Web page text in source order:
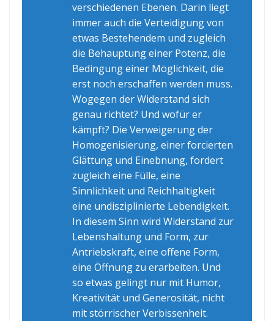
verschiedenen Ebenen. Darin liegt
immer auch die Verteidigung von
etwas Bestehendem und zugleich
die Behauptung einer Potenz, die
Bedingung einer Möglichkeit, die
erst noch erschaffen werden muss.
Wogegen der Widerstand sich
genau richtet? Und wofür er
kämpft? Die Verweigerung der
Homogenisierung, einer forcierten
Glättung und Einebnung, fordert
zugleich eine Fülle, eine
Sinnlichkeit und Reichhaltigkeit
eine undisziplinierte Lebendigkeit.
In diesem Sinn wird Widerstand zur
Lebenshaltung und Form, zur
Antriebskraft, eine offene Form,
eine Öffnung zu erarbeiten. Und
so etwas gelingt nur mit Humor,
Kreativität und Generosität, nicht
mit störrischer Verbissenheit.